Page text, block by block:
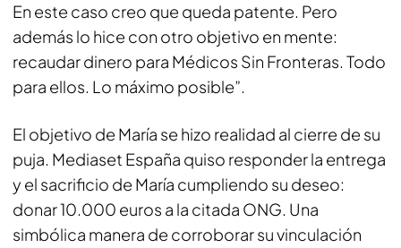
En este caso creo que queda patente. Pero
además lo hice con otro objetivo en mente:
recaudar dinero para Médicos Sin Fronteras. Todo
para ellos. Lo máximo posible”.
El objetivo de María se hizo realidad al cierre de su
puja. Mediaset España quiso responder la entrega
y el sacrificio de María cumpliendo su deseo:
donar 10.000 euros a la citada ONG. Una
simbólica manera de corroborar su vinculación